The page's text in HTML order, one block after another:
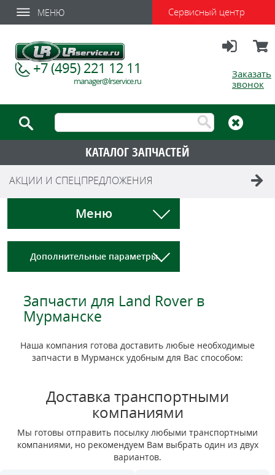
МЕНЮ Сервисный центр
Заказать
звонок
+7 (495) 221 12 11
manager@lrservice.ru
КАТАЛОГ ЗАПЧАСТЕЙ
АКЦИИ И СПЕЦПРЕДЛОЖЕНИЯ
Меню
Дополнительные параметры
Запчасти для Land Rover в
Мурманске
Наша компания готова доставить любые необходимые
запчасти в Мурманск удобным для Вас способом:
Доставка транспортными
компаниями
Мы готовы отправить посылку любыми транспортными
компаниями, но рекомендуем Вам выбрать один из двух
вариантов.